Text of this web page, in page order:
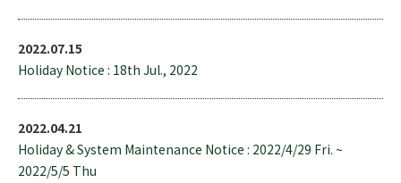
2022.07.15
Holiday Notice : 18th Jul., 2022
2022.04.21
Holiday & System Maintenance Notice : 2022/4/29 Fri. ~
2022/5/5 Thu